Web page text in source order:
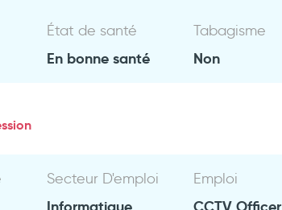
État de santé
En bonne santé
Tabagisme
Non
Secteur D'emploi Emploi